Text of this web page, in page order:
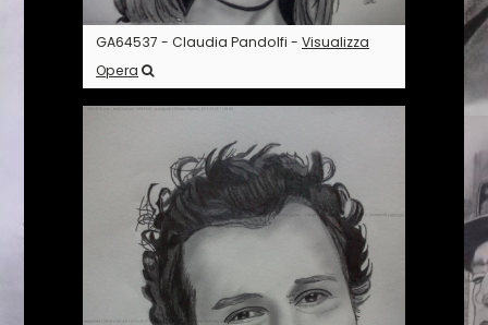
GA64537 - Claudia Pandolfi - Visualizza
Opera